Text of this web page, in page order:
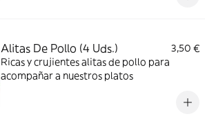
Alitas De Pollo (4 Uds.)
3,50 €
Ricas y crujientes alitas de pollo para
acompañar a nuestros platos